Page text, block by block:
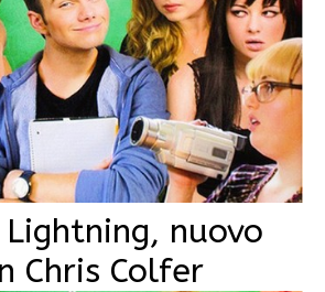
nuovo
Chris Colfer